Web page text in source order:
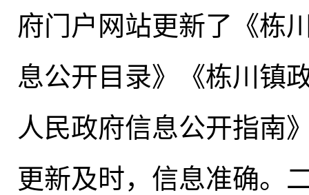
府门户网站更新了《栋
息公开目录》《栋川镇
人民政府信息公开指南
更新及时，信息准确。